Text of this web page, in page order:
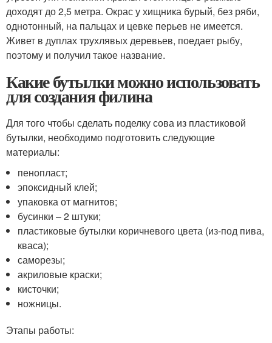
доходят до 2,5 метра. Окрас у хищника бурый, без ряби,
однотонный, на пальцах и цевке перьев не имеется.
Живет в дуплах трухлявых деревьев, поедает рыбу,
поэтому и получил такое название.
Какие бутылки можно использовать
для создания филина
Для того чтобы сделать поделку сова из пластиковой
бутылки, необходимо подготовить следующие
материалы:
пенопласт;
эпоксидный клей;
упаковка от магнитов;
бусинки – 2 штуки;
пластиковые бутылки коричневого цвета (из-под пива,
кваса);
саморезы;
акриловые краски;
кисточки;
ножницы.
Этапы работы: